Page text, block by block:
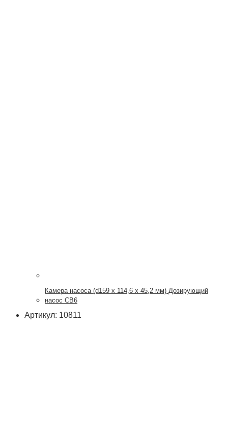
Камера насоса (d159 х 114,6 х 45,2 мм) Дозирующий
насос CB6
Артикул: 10811